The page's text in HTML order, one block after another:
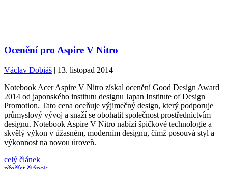
Ocenění pro Aspire V Nitro
Václav Dobiáš | 13. listopad 2014
Notebook Acer Aspire V Nitro získal ocenění Good Design Award
2014 od japonského institutu designu Japan Institute of Design
Promotion. Tato cena oceňuje výjimečný design, který podporuje
průmyslový vývoj a snaží se obohatit společnost prostřednictvím
designu. Notebook Aspire V Nitro nabízí špičkové technologie a
skvělý výkon v úžasném, moderním designu, čímž posouvá styl a
výkonnost na novou úroveň.
celý článek